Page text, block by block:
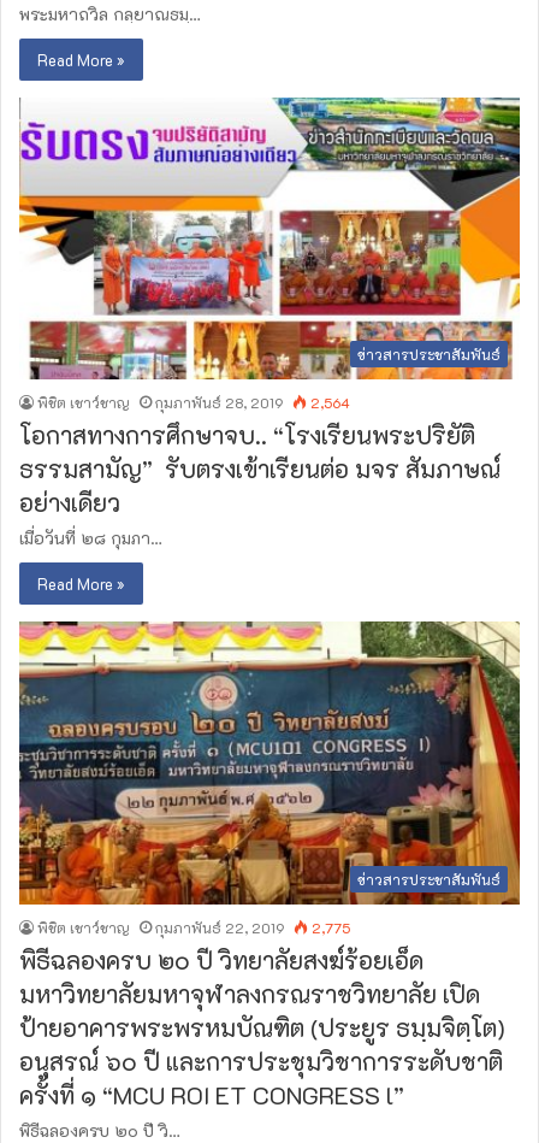
พระมหาถวิล กลฺยาณธมฺ…
Read More »
ข่าวสารประชาสัมพันธ์
พิชิต เชาว์ชาญ กุมภาพันธ์ 28, 2019 2,564
โอกาสทางการศึกษา​จบ.. “โรงเรียน​พระปริยัติ​
ธรรมสามัญ” ​ รับตรงเข้าเรียนต่อ มจร สัมภาษณ์​
อย่างเดียว
เมื่อวันที่ ๒๘ กุมภา…
Read More »
ข่าวสารประชาสัมพันธ์
พิชิต เชาว์ชาญ กุมภาพันธ์ 22, 2019 2,775
พิธีฉลองครบ ๒๐ ปี วิทยาลัยสงฆ์ร้อยเอ็ด
มหาวิทยาลัยมหาจุฬาลงกรณราชวิทยาลัย เปิด
ป้ายอาคารพระพรหมบัณฑิต (ประยูร ธมฺมจิตฺโต)
อนุสรณ์ ๖๐ ปี และการประชุมวิชาการระดับชาติ
ครั้งที่ ๑ “MCU ROI ET CONGRESS l”
พิธีฉลองครบ ๒๐ ปี วิ…